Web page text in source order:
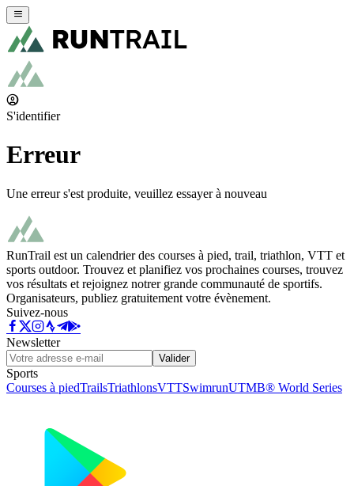
S'identifier
Erreur
Une erreur s'est produite, veuillez essayer à nouveau
RunTrail est un calendrier des courses à pied, trail, triathlon, VTT et
sports outdoor. Trouvez et planifiez vos prochaines courses, trouvez
vos résultats et rejoignez notrer grande communauté de sportifs.
Organisateurs, publiez gratuitement votre évènement.
Suivez-nous
Newsletter
Valider
Sports
Courses à piedTrailsTriathlonsVTTSwimrunUTMB® World Series